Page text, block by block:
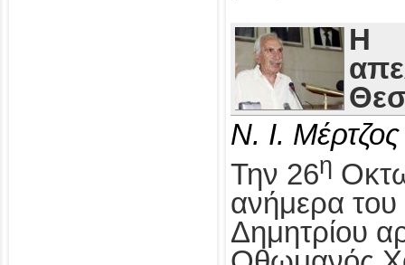
Η
Ν. Ι. Μέρτζος
Την 26η
ανήμερα του
Δημητρίου